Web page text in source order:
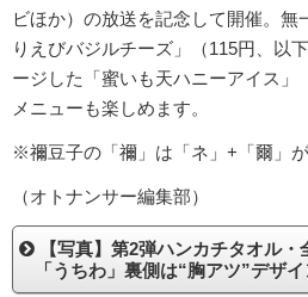
ビほか）の放送を記念して開催。無
りえびバジルチーズ」（115円、以
ージした「蜜いも天ハニーアイス」
メニューも楽しめます。
※禰豆子の「禰」は「ネ」+「爾」
（オトナンサー編集部）
【写真】第2弾ハンカチタオル
「うちわ」裏側は“胸アツ”デザ